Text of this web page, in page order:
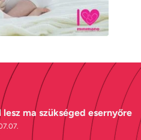
ma szükséged esernyőre